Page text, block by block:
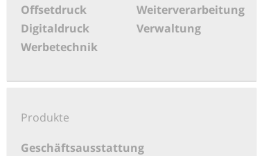
Offsetdruck
Digitaldruck
Werbetechnik
Weiterverarbeitung
Verwaltung
Produkte
Geschäftsausstattung